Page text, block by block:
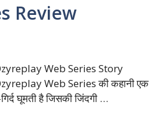
Review
Web Series Story
Web Series की कहानी एक
घूमती है जिसकी जिंदगी …